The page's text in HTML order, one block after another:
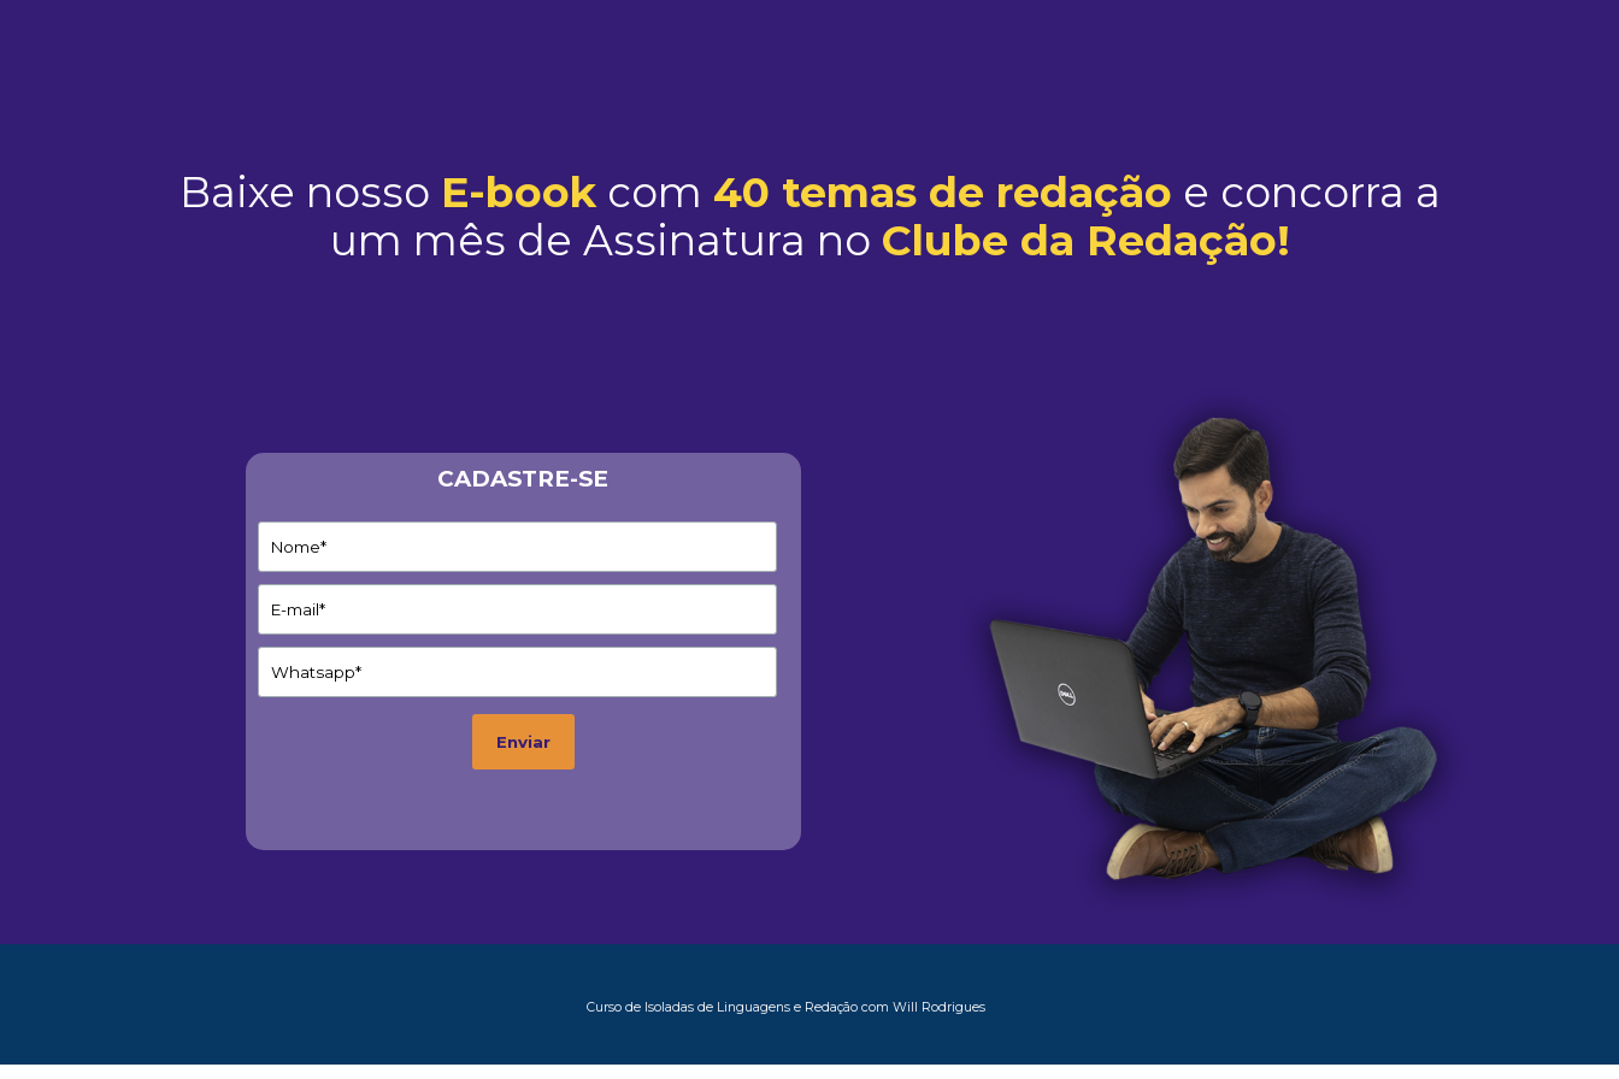
Baixe nosso E-bookcom 40 temas de redação e concorra a
um mês de Assinatura no Clube da Redação!
CADASTRE-SE
Curso de Isoladas de Linguagens e Redação com Will Rodrigues